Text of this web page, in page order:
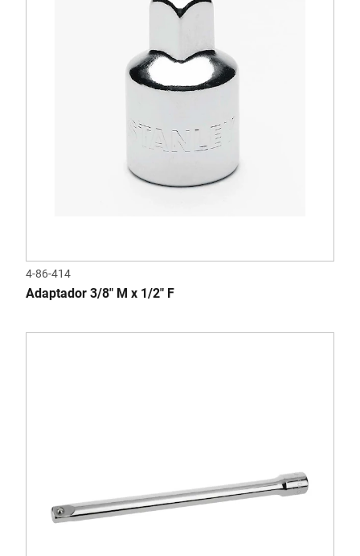
4-86-414
Adaptador 3/8" M x 1/2" F